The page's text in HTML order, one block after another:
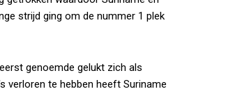
strijd ging om de nummer 1 plek
genoemde gelukt zich als
verloren te hebben heeft Suriname